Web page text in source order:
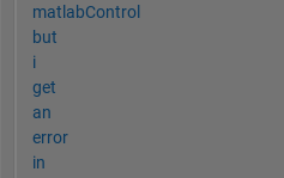
matlabControl
but
i
get
an
error
in